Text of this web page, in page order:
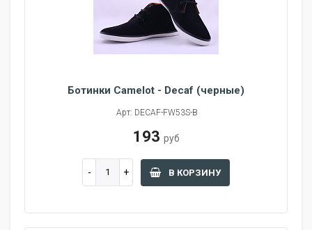
Ботинки Camelot - Decaf (черные)
Арт: DECAF-FW53S-B
193 руб
В КОРЗИНУ